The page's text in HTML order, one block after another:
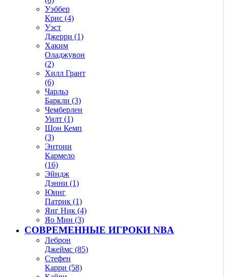
Уэббер
Крис (4)
Уэст
Джерри (1)
Хаким
Оладжувон
(2)
Хилл Грант
(6)
Чарльз
Баркли (3)
Чемберлен
Уилт (1)
Шон Кемп
(3)
Энтони
Кармело
(16)
Эйндж
Дэнни (1)
Юинг
Патрик (1)
Янг Ник (4)
Яо Мин (3)
СОВРЕМЕННЫЕ ИГРОКИ NBA
Леброн
Джеймс (85)
Стефен
Карри (58)